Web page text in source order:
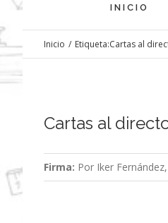
INICIO
Inicio / Etiqueta:Cartas al
Cartas al
Firma: Por Iker